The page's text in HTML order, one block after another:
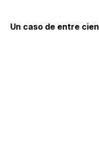
Un caso de entre cien